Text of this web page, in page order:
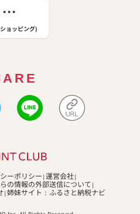
ョッピング)
ーポリシー 運営会社
の情報の外部送信について
姉妹サイト：ふるさと納税ナビ